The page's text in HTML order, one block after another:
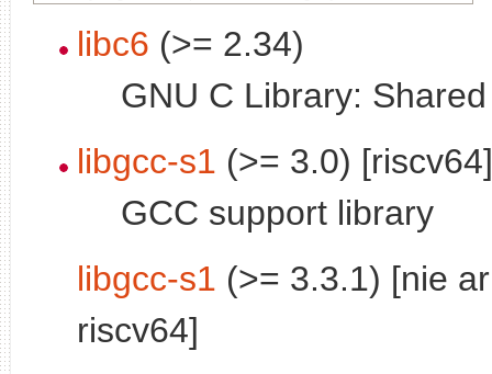
libc6 (>= 2.34)
GNU C Library:
libgcc-s1 (>= 3.0) [riscv64]
GCC support library
libgcc-s1 (>= 3.3.1) [nie
riscv64]